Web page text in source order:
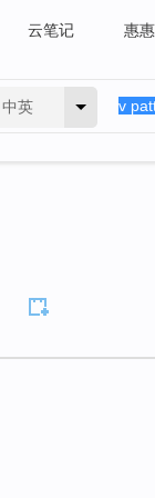
云笔记 惠惠
中英